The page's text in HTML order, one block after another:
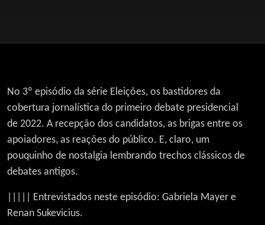
No 3º episódio da série Eleições, os bastidores da
cobertura jornalística do primeiro debate presidencial
de 2022. A recepção dos candidatos, as brigas entre os
apoiadores, as reações do público. E, claro, um
pouquinho de nostalgia lembrando trechos clássicos de
debates antigos.
||||| Entrevistados neste episódio: Gabriela Mayer e
Renan Sukevicius.